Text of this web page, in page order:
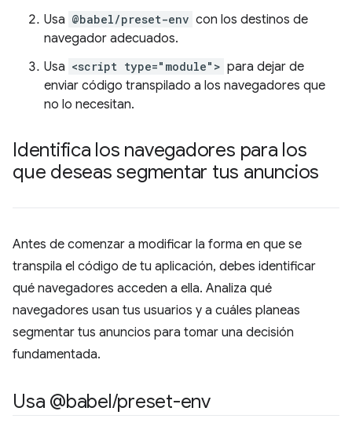
Usa @babel/preset-env con los destinos de
navegador adecuados.
Usa <script type="module"> para dejar de
enviar código transpilado a los navegadores que
no lo necesitan.
Identifica los navegadores para los
que deseas segmentar tus anuncios
Antes de comenzar a modificar la forma en que se
transpila el código de tu aplicación, debes identificar
qué navegadores acceden a ella. Analiza qué
navegadores usan tus usuarios y a cuáles planeas
segmentar tus anuncios para tomar una decisión
fundamentada.
Usa @babel/preset-env